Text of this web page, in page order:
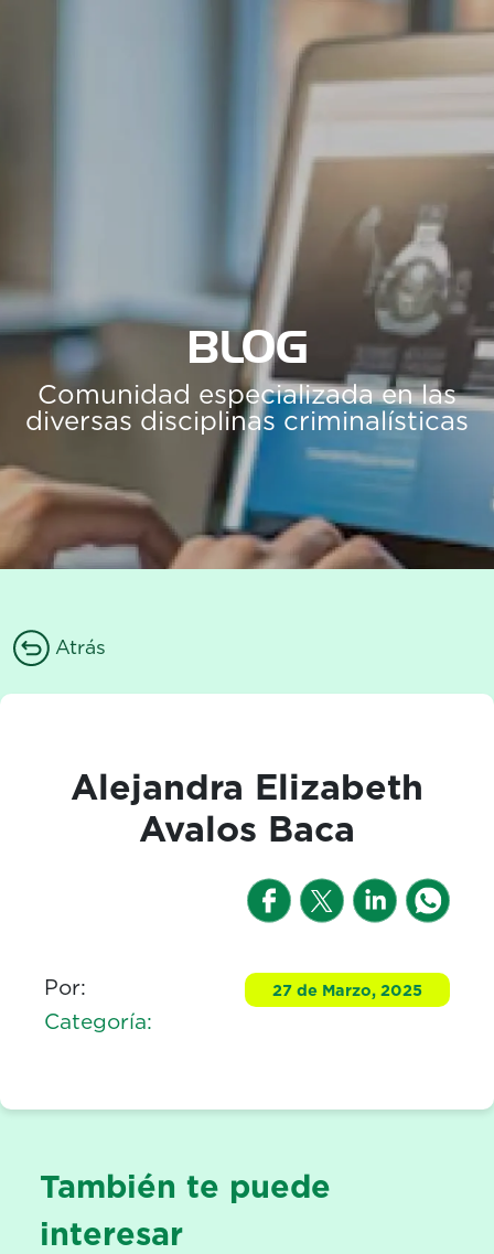
BLOG
Comunidad especializada en las
diversas disciplinas criminalísticas
Atrás
Alejandra Elizabeth
Avalos Baca
Por: 27 de Marzo, 2025
Categoría:
También te puede
interesar